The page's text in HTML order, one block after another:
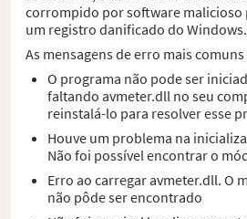
corrompido por software malicioso
um registro danificado do Windows.
As mensagens de erro mais comuns
O programa não pode ser
faltando avmeter.dll no seu
reinstalá-lo para resolver esse
Houve um problema na
Não foi possível encontrar o
Erro ao carregar avmeter.dll. O
não pôde ser encontrado